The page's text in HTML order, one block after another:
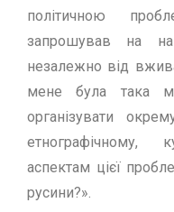
полiтичною
запрошував на
незалежно вiд
мене була така
органiзувати
етнографiчному,
аспектам цiєї
русини?».